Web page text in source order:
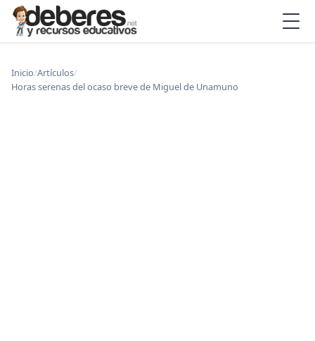
Inicio/Artículos/
Horas serenas del ocaso breve de Miguel de Unamuno